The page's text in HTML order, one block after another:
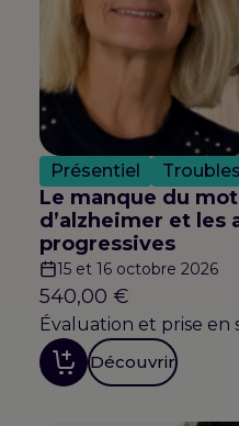
Présentiel
Le manque du
d’alzheimer et les
progressives
15 et 16 octobre 2026
540,00 €
Évaluation et prise en
Découvrir